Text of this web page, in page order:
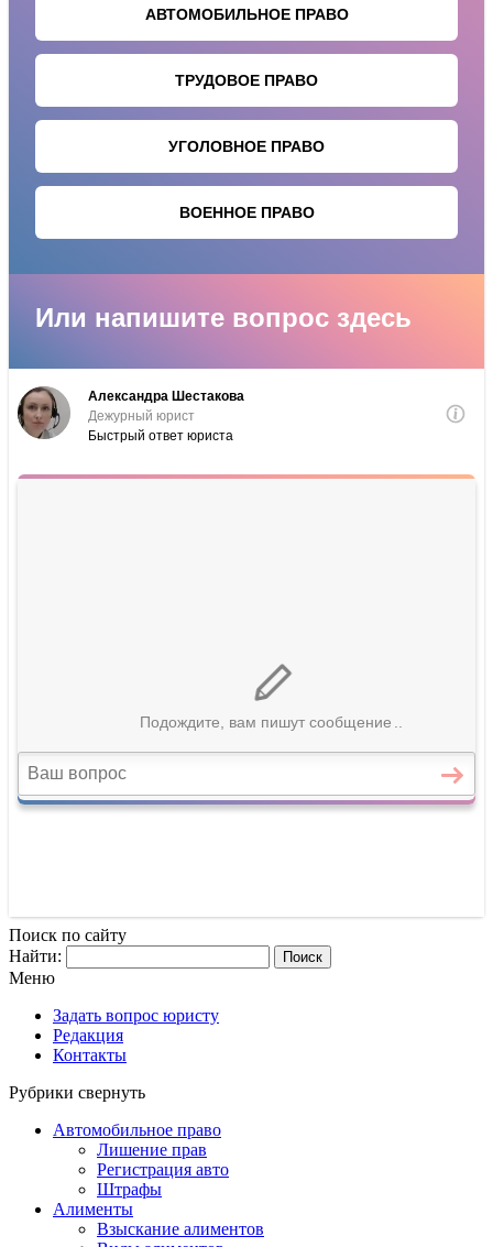
Поиск по сайту
Найти:
Меню
Задать вопрос юристу
Редакция
Контакты
Рубрики свернуть
Автомобильное право
Лишение прав
Регистрация авто
Штрафы
Алименты
Взыскание алиментов